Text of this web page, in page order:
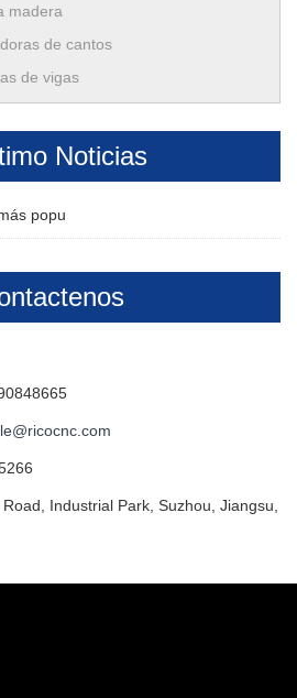
madera
de cantos
de vigas
Noticias
popu
Industrial Park, Suzhou, Jiangsu,